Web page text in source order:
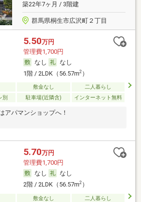
築22年7ヶ月 / 3階建
群馬県桐生市広沢町２丁目
5.50万円
管理費1,700円
なし
なし
1階 / 2LDK（56.57m2）
敷金なし
二人暮らし
別
駐車場(近隣含) インターネット無料
アパマンショップへ！
5.70万円
管理費1,700円
なし
なし
2階 / 2LDK（56.57m2）
敷金なし
二人暮らし